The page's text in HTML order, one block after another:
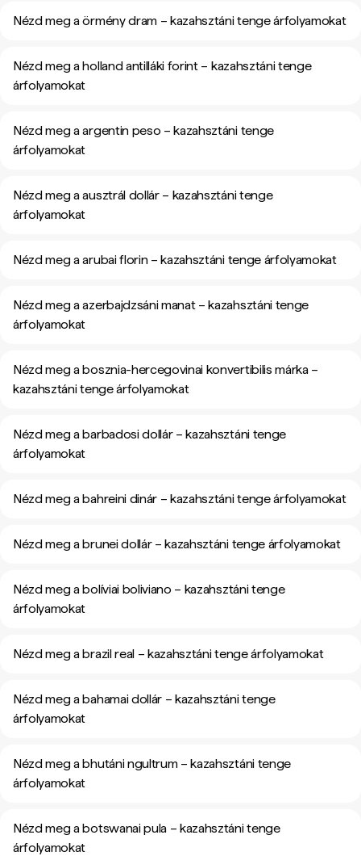
Nézd meg a örmény dram – kazahsztáni tenge árfolyamokat
Nézd meg a holland antilláki forint – kazahsztáni tenge
árfolyamokat
Nézd meg a argentin peso – kazahsztáni tenge
árfolyamokat
Nézd meg a ausztrál dollár – kazahsztáni tenge
árfolyamokat
Nézd meg a arubai florin – kazahsztáni tenge árfolyamokat
Nézd meg a azerbajdzsáni manat – kazahsztáni tenge
árfolyamokat
Nézd meg a bosznia-hercegovinai konvertibilis márka –
kazahsztáni tenge árfolyamokat
Nézd meg a barbadosi dollár – kazahsztáni tenge
árfolyamokat
Nézd meg a bahreini dinár – kazahsztáni tenge árfolyamokat
Nézd meg a brunei dollár – kazahsztáni tenge árfolyamokat
Nézd meg a bolíviai boliviano – kazahsztáni tenge
árfolyamokat
Nézd meg a brazil real – kazahsztáni tenge árfolyamokat
Nézd meg a bahamai dollár – kazahsztáni tenge
árfolyamokat
Nézd meg a bhutáni ngultrum – kazahsztáni tenge
árfolyamokat
Nézd meg a botswanai pula – kazahsztáni tenge
árfolyamokat